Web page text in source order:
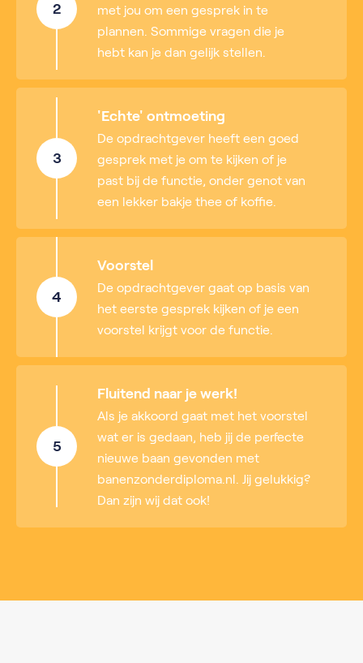
2
met jou om een gesprek in te
plannen. Sommige vragen die je
hebt kan je dan gelijk stellen.
3
'Echte' ontmoeting
De opdrachtgever heeft een goed
gesprek met je om te kijken of je
past bij de functie, onder genot van
een lekker bakje thee of koffie.
4
Voorstel
De opdrachtgever gaat op basis van
het eerste gesprek kijken of je een
voorstel krijgt voor de functie.
5
Fluitend naar je werk!
Als je akkoord gaat met het voorstel
wat er is gedaan, heb jij de perfecte
nieuwe baan gevonden met
banenzonderdiploma.nl. Jij gelukkig?
Dan zijn wij dat ook!